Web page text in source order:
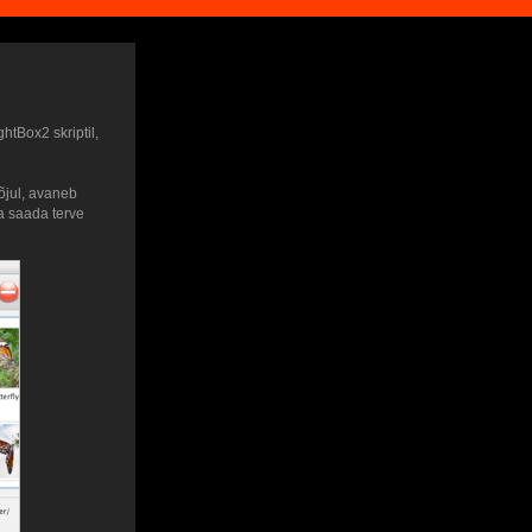
skriptil,
avaneb
saada terve